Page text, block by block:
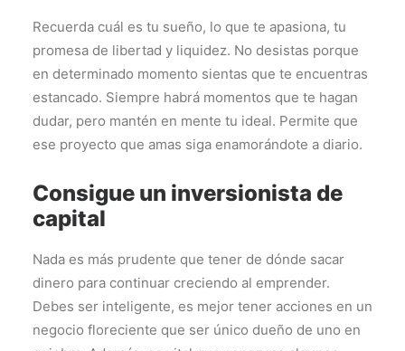
Recuerda cuál es tu sueño, lo que te apasiona, tu
promesa de libertad y liquidez. No desistas porque
en determinado momento sientas que te encuentras
estancado. Siempre habrá momentos que te hagan
dudar, pero mantén en mente tu ideal. Permite que
ese proyecto que amas siga enamorándote a diario.
Consigue un inversionista de
capital
Nada es más prudente que tener de dónde sacar
dinero para continuar creciendo al emprender.
Debes ser inteligente, es mejor tener acciones en un
negocio floreciente que ser único dueño de uno en